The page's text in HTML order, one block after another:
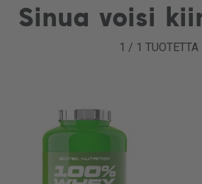
Sinua voisi
1 / 1 TUOTETTA